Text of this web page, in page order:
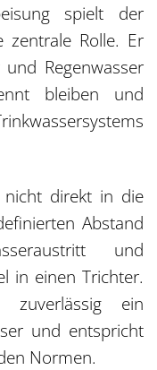
spielt der
zentrale Rolle. Er
Regenwasser
bleiben und
nicht direkt in die
Abstand
und
in einen Trichter.
zuverlässig ein
und entspricht
Normen.